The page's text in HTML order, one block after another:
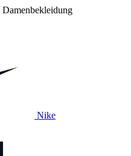
Damenbekleidung
Nike